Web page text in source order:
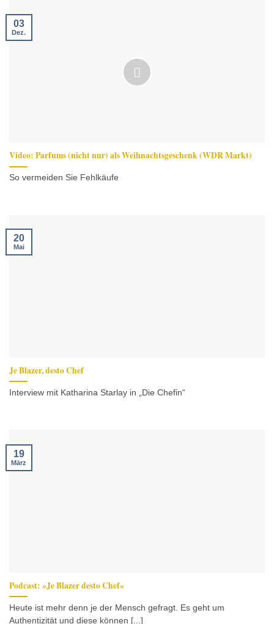
Video: Parfums (nicht nur) als Weihnachtsgeschenk (WDR Markt)
So vermeiden Sie Fehlkäufe
03
Dez.
Je Blazer, desto Chef
Interview mit Katharina Starlay in „Die Chefin“
20
Mai
Podcast: »Je Blazer desto Chef«
Heute ist mehr denn je der Mensch gefragt. Es geht um
Authentizität und diese können [...]
19
März